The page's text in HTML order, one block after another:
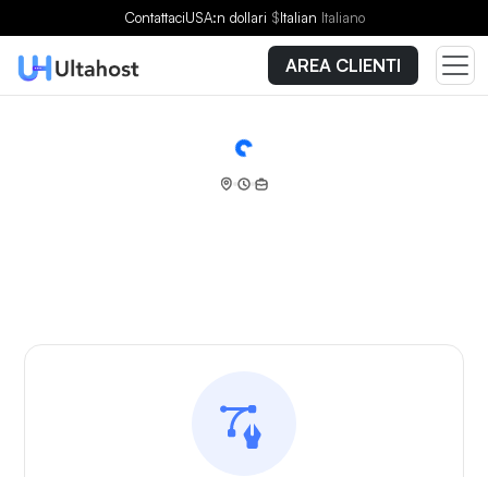
ContattaciUSA:n dollari $Italian Italiano
AREA CLIENTI